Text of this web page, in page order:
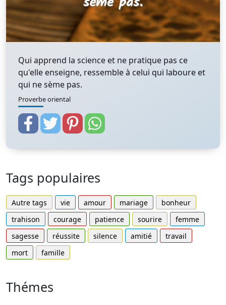
Qui apprend la science et ne pratique pas ce
qu'elle enseigne, ressemble à celui qui laboure et
qui ne sème pas.
Proverbe oriental
Tags populaires
Autre tags vie amour mariage
bonheur
trahison
courage patience sourire
femme
sagesse
réussite silence amitié
travail
mort
famille
Thémes